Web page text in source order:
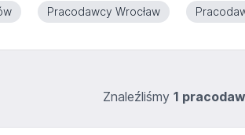
Pracodawcy Wrocław
Znaleźliśmy 1